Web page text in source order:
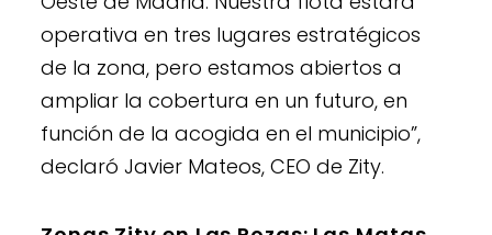
operativa en tres lugares estratégicos
de la zona, pero estamos abiertos a
ampliar la cobertura en un futuro, en
función de la acogida en el municipio”,
declaró Javier Mateos, CEO de Zity.